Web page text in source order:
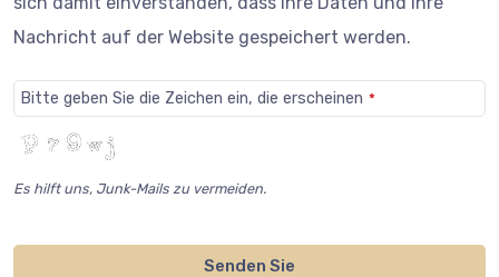
Nachricht auf der Website gespeichert werden.
Bitte geben Sie die Zeichen ein, die erscheinen *
Es hilft uns, Junk-Mails zu vermeiden.
Senden Sie